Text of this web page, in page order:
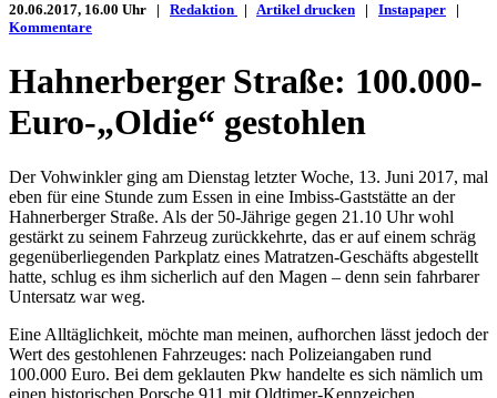
20.06.2017, 16.00 Uhr | Redaktion | Artikel drucken | Instapaper |
Kommentare
Hahnerberger Straße: 100.000-
Euro-„Oldie“ gestohlen
Der Vohwinkler ging am Dienstag letzter Woche, 13. Juni 2017, mal
eben für eine Stunde zum Essen in eine Imbiss-Gaststätte an der
Hahnerberger Straße. Als der 50-Jährige gegen 21.10 Uhr wohl
gestärkt zu seinem Fahrzeug zurückkehrte, das er auf einem schräg
gegenüberliegenden Parkplatz eines Matratzen-Geschäfts abgestellt
hatte, schlug es ihm sicherlich auf den Magen – denn sein fahrbarer
Untersatz war weg.
Eine Alltäglichkeit, möchte man meinen, aufhorchen lässt jedoch der
Wert des gestohlenen Fahrzeuges: nach Polizeiangaben rund
100.000 Euro. Bei dem geklauten Pkw handelte es sich nämlich um
einen historischen Porsche 911 mit Oldtimer-Kennzeichen.